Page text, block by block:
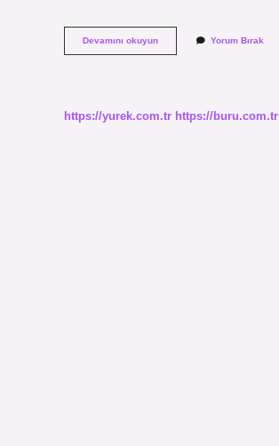
Devamını okuyunŞiddetli
Ağrıya
Yorum Bırak
https://yurek.com.tr https://buru.com.tr